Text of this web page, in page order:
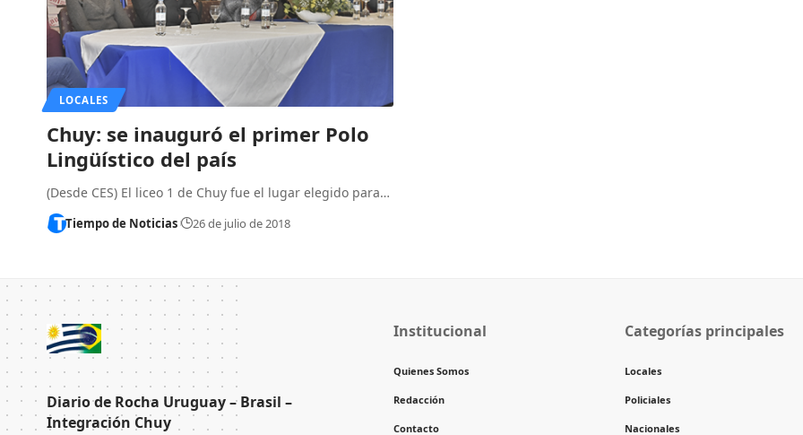
LOCALES
Chuy: se inauguró el primer Polo
Lingüístico del país
(Desde CES) El liceo 1 de Chuy fue el lugar elegido para…
Tiempo de Noticias 26 de julio de 2018
Diario de Rocha Uruguay – Brasil –
Integración Chuy
Institucional
Quienes Somos
Redacción
Contacto
Categorías principales
Locales
Policiales
Nacionales